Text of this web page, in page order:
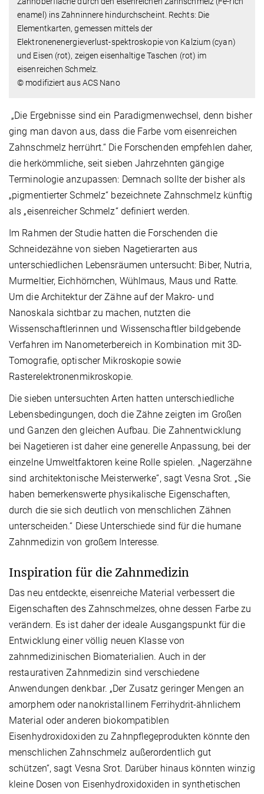
enamel) ins Zahninnere hindurchscheint. Rechts: Die
Elementkarten, gemessen mittels der
Elektronenenergieverlust-spektroskopie von Kalzium (cyan)
und Eisen (rot), zeigen eisenhaltige Taschen (rot) im
eisenreichen Schmelz.
© modifiziert aus ACS Nano
„Die Ergebnisse sind ein Paradigmenwechsel, denn bisher
ging man davon aus, dass die Farbe vom eisenreichen
Zahnschmelz herrührt.“ Die Forschenden empfehlen daher,
die herkömmliche, seit sieben Jahrzehnten gängige
Terminologie anzupassen: Demnach sollte der bisher als
„pigmentierter Schmelz“ bezeichnete Zahnschmelz künftig
als „eisenreicher Schmelz“ definiert werden.
Im Rahmen der Studie hatten die Forschenden die
Schneidezähne von sieben Nagetierarten aus
unterschiedlichen Lebensräumen untersucht: Biber, Nutria,
Murmeltier, Eichhörnchen, Wühlmaus, Maus und Ratte.
Um die Architektur der Zähne auf der Makro- und
Nanoskala sichtbar zu machen, nutzten die
Wissenschaftlerinnen und Wissenschaftler bildgebende
Verfahren im Nanometerbereich in Kombination mit 3D-
Tomografie, optischer Mikroskopie sowie
Rasterelektronenmikroskopie.
Die sieben untersuchten Arten hatten unterschiedliche
Lebensbedingungen, doch die Zähne zeigten im Großen
und Ganzen den gleichen Aufbau. Die Zahnentwicklung
bei Nagetieren ist daher eine generelle Anpassung, bei der
einzelne Umweltfaktoren keine Rolle spielen. „Nagerzähne
sind architektonische Meisterwerke“, sagt Vesna Srot. „Sie
haben bemerkenswerte physikalische Eigenschaften,
durch die sie sich deutlich von menschlichen Zähnen
unterscheiden.“ Diese Unterschiede sind für die humane
Zahnmedizin von großem Interesse.
Inspiration für die Zahnmedizin
Das neu entdeckte, eisenreiche Material verbessert die
Eigenschaften des Zahnschmelzes, ohne dessen Farbe zu
verändern. Es ist daher der ideale Ausgangspunkt für die
Entwicklung einer völlig neuen Klasse von
zahnmedizinischen Biomaterialien. Auch in der
restaurativen Zahnmedizin sind verschiedene
Anwendungen denkbar. „Der Zusatz geringer Mengen an
amorphem oder nanokristallinem Ferrihydrit-ähnlichem
Material oder anderen biokompatiblen
Eisenhydroxidoxiden zu Zahnpflegeprodukten könnte den
menschlichen Zahnschmelz außerordentlich gut
schützen“, sagt Vesna Srot. Darüber hinaus könnten winzig
kleine Dosen von Eisenhydroxidoxiden in synthetischen